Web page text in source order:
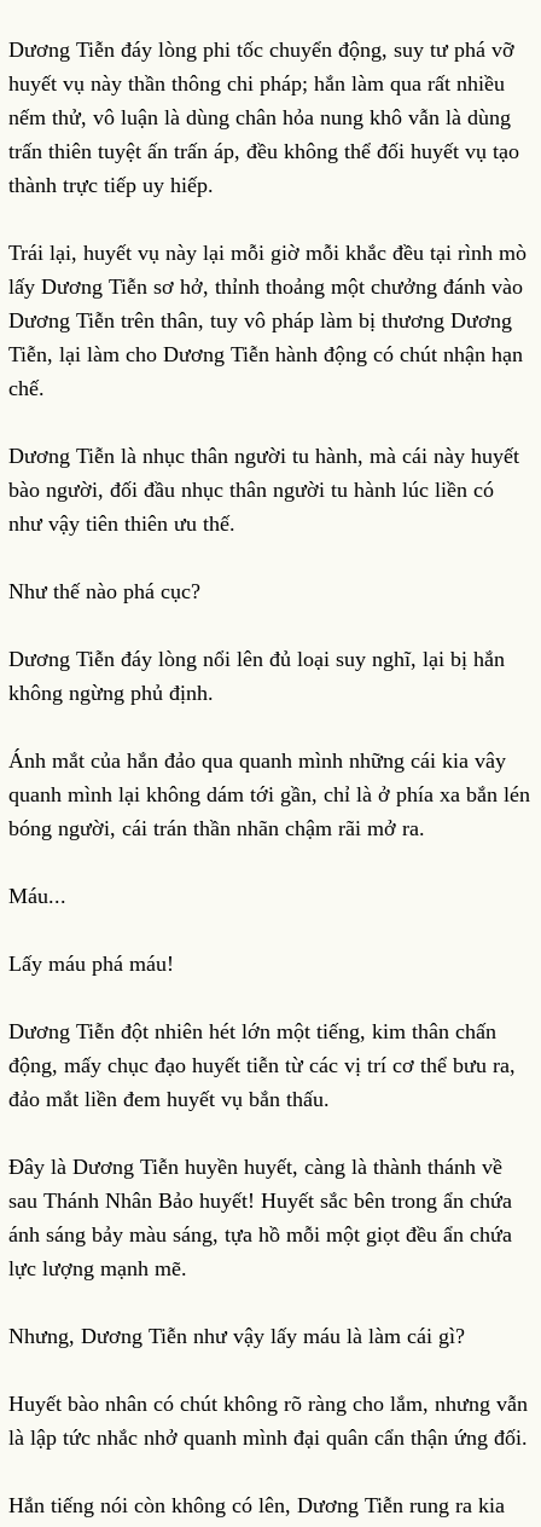
Dương Tiễn đáy lòng phi tốc chuyển động, suy tư phá vỡ
huyết vụ này thần thông chi pháp; hắn làm qua rất nhiều
nếm thử, vô luận là dùng chân hỏa nung khô vẫn là dùng
trấn thiên tuyệt ấn trấn áp, đều không thể đối huyết vụ tạo
thành trực tiếp uy hiếp.
Trái lại, huyết vụ này lại mỗi giờ mỗi khắc đều tại rình mò
lấy Dương Tiễn sơ hở, thỉnh thoảng một chưởng đánh vào
Dương Tiễn trên thân, tuy vô pháp làm bị thương Dương
Tiễn, lại làm cho Dương Tiễn hành động có chút nhận hạn
chế.
Dương Tiễn là nhục thân người tu hành, mà cái này huyết
bào người, đối đầu nhục thân người tu hành lúc liền có
như vậy tiên thiên ưu thế.
Như thế nào phá cục?
Dương Tiễn đáy lòng nổi lên đủ loại suy nghĩ, lại bị hắn
không ngừng phủ định.
Ánh mắt của hắn đảo qua quanh mình những cái kia vây
quanh mình lại không dám tới gần, chỉ là ở phía xa bắn lén
bóng người, cái trán thần nhãn chậm rãi mở ra.
Máu...
Lấy máu phá máu!
Dương Tiễn đột nhiên hét lớn một tiếng, kim thân chấn
động, mấy chục đạo huyết tiễn từ các vị trí cơ thể bưu ra,
đảo mắt liền đem huyết vụ bắn thấu.
Đây là Dương Tiễn huyền huyết, càng là thành thánh về
sau Thánh Nhân Bảo huyết! Huyết sắc bên trong ẩn chứa
ánh sáng bảy màu sáng, tựa hồ mỗi một giọt đều ẩn chứa
lực lượng mạnh mẽ.
Nhưng, Dương Tiễn như vậy lấy máu là làm cái gì?
Huyết bào nhân có chút không rõ ràng cho lắm, nhưng vẫn
là lập tức nhắc nhở quanh mình đại quân cẩn thận ứng đối.
Hắn tiếng nói còn không có lên, Dương Tiễn rung ra kia